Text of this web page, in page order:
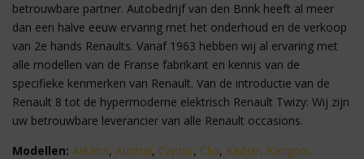
betrouwbare partner. Autobedrijf van den Brink heeft al meer
dan een halve eeuw ervaring met het onderhoud en de verkoop
van 2e hands Renaults. Vanaf 1963 hebben wij al ervaring met
alle modellen van de Franse fabrikant en kennis van de
specifieke kenmerken van Renault. Van de introductie van de
Renault 8 tot de hypermoderne elektrisch Renault Twizy: Wij zijn
uw betrouwbare leverancier van alle Renault occasions.
Modellen: Arkana, Austral, Captur, Clio, Kadjar, Kangoo,